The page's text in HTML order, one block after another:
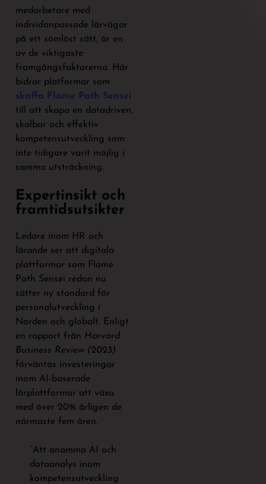
medarbetare med
individanpassade lärvägar
på ett sömlöst sätt, är en
av de viktigaste
framgångsfaktorerna. Här
bidrar platformar som
skaffa Flame Path Sensei
till att skapa en datadriven,
skalbar och effektiv
kompetensutveckling som
inte tidigare varit möjlig i
samma utsträckning.
Expertinsikt och
framtidsutsikter
Ledare inom HR och
lärande ser att digitala
plattformar som Flame
Path Sensei redan nu
sätter ny standard för
personalutveckling i
Norden och globalt. Enligt
en rapport från Harvard
Business Review (2023)
förväntas investeringar
inom AI-baserade
lärplattformar att växa
med över 20% årligen de
närmaste fem åren.
“Att anamma AI och
dataanalys inom
kompetensutveckling